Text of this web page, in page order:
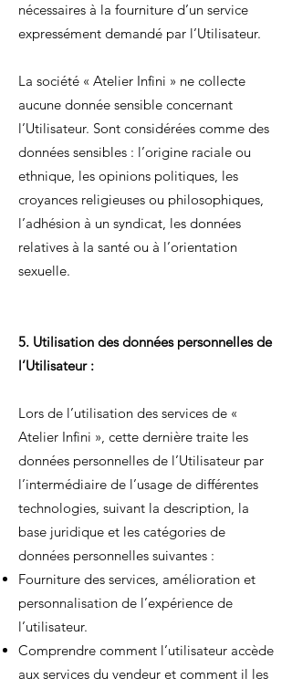
nécessaires à la fourniture d’un service
expressément demandé par l’Utilisateur.
La société « Atelier Infini » ne collecte
aucune donnée sensible concernant
l’Utilisateur. Sont considérées comme des
données sensibles : l’origine raciale ou
ethnique, les opinions politiques, les
croyances religieuses ou philosophiques,
l’adhésion à un syndicat, les données
relatives à la santé ou à l’orientation
sexuelle.
5. Utilisation des données personnelles de
l’Utilisateur :
Lors de l’utilisation des services de «
Atelier Infini », cette dernière traite les
données personnelles de l’Utilisateur par
l’intermédiaire de l’usage de différentes
technologies, suivant la description, la
base juridique et les catégories de
données personnelles suivantes :
Fourniture des services, amélioration et
personnalisation de l’expérience de
l’utilisateur.
Comprendre comment l’utilisateur accède
aux services du vendeur et comment il les